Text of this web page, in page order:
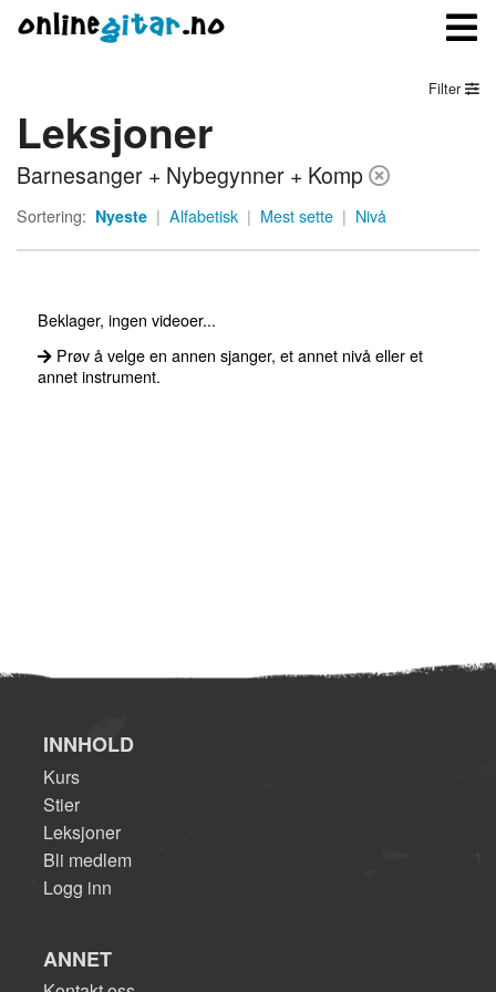
Meny
Logg inn
Filter
Leksjoner
Barnesanger + Nybegynner + Komp
Sortering: Nyeste | Alfabetisk | Mest sette | Nivå
Beklager, ingen videoer...
Prøv å velge en annen sjanger, et annet nivå eller et
annet instrument.
INNHOLD
Kurs
Stier
Leksjoner
Bli medlem
Logg inn
ANNET